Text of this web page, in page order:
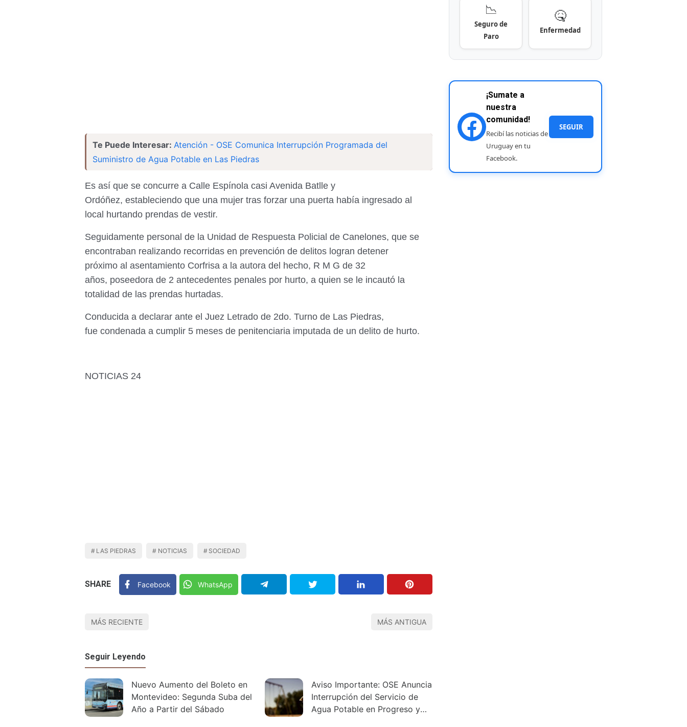
Te Puede Interesar: Atención - OSE Comunica Interrupción Programada del
Suministro de Agua Potable en Las Piedras
Es así que se concurre a Calle Espínola casi Avenida Batlle y
Ordóñez, estableciendo que una mujer tras forzar una puerta había ingresado al
local hurtando prendas de vestir.
Seguidamente personal de la Unidad de Respuesta Policial de Canelones, que se
encontraban realizando recorridas en prevención de delitos logran detener
próximo al asentamiento Corfrisa a la autora del hecho, R M G de 32
años, poseedora de 2 antecedentes penales por hurto, a quien se le incautó la
totalidad de las prendas hurtadas.
Conducida a declarar ante el Juez Letrado de 2do. Turno de Las Piedras,
fue condenada a cumplir 5 meses de penitenciaria imputada de un delito de hurto.
NOTICIAS 24
LAS PIEDRAS NOTICIAS SOCIEDAD
SHARE Facebook WhatsApp
MÁS RECIENTE MÁS ANTIGUA
Seguir Leyendo
Nuevo Aumento del Boleto en
Montevideo: Segunda Suba del
Año a Partir del Sábado
Aviso Importante: OSE Anuncia
Interrupción del Servicio de
Agua Potable en Progreso y
📉
Seguro de
Paro
🤒
Enfermedad
¡Sumate a
nuestra
comunidad!
Recibí las noticias de
Uruguay en tu
Facebook.
SEGUIR